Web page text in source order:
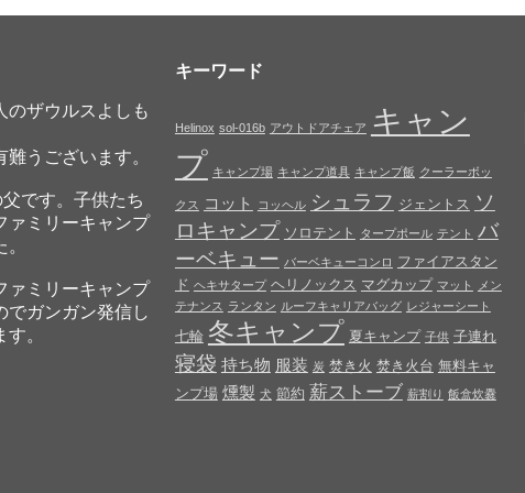
のザウルスよしも
うございます。
です。子供たち
ァミリーキャンプ
ァミリーキャンプ
でガンガン発信し
。
キーワード
Helinox sol-016b アウトドアチェア
キャン
プ キャンプ場 キャンプ道具 キャンプ飯 クーラーボッ
クス コット コッヘル シュラフ ジェントス ソ
ロキャンプ ソロテント タープポール テント バ
ーベキュー バーベキューコンロ ファイアスタン
ド ヘキサタープ ヘリノックス マグカップ マット
メン
テナンス ランタン ルーフキャリアバッグ レジャーシート
七輪 冬キャンプ 夏キャンプ 子供 子連れ
寝袋 持ち物 服装 炭 焚き火 焚き火台 無料キャ
ンプ場 燻製 犬 節約 薪ストーブ 薪割り 飯盒炊爨